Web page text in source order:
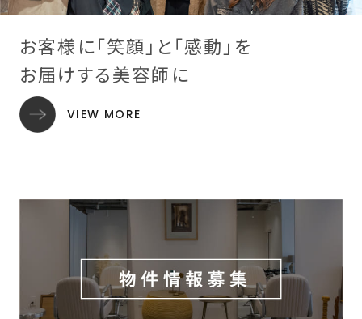
お客様に「笑顔」と「感動」を
お届けする美容師に
VIEW MORE